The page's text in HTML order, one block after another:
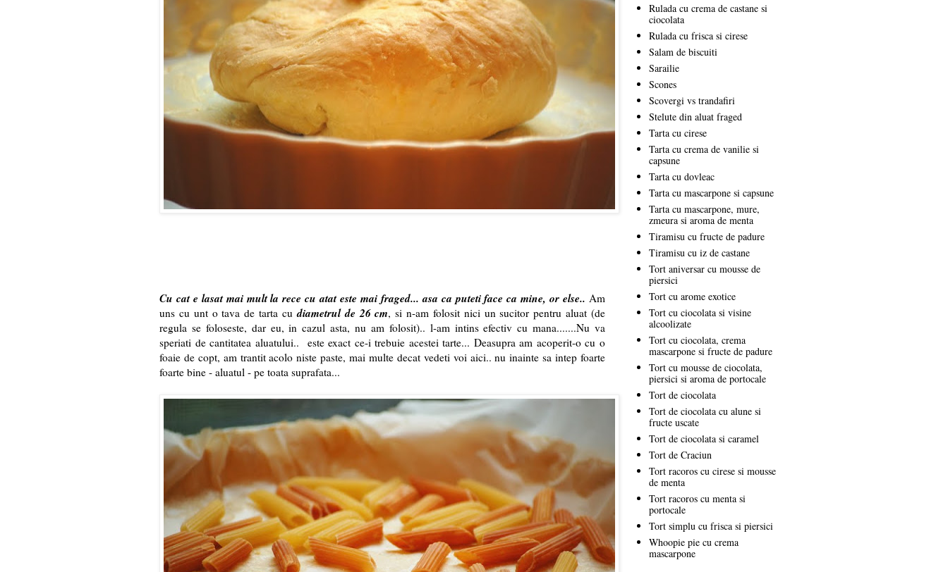
Cu cat e lasat mai mult la rece cu atat este mai fraged... asa ca puteti face ca mine, or else.. Am
uns cu unt o tava de tarta cudiametrul de 26 cm, si n-am folosit nici un sucitor pentru aluat (de
regula se foloseste, dar eu, in cazul asta, nu am folosit).. l-am intins efectiv cu mana.......Nu va
speriati de cantitatea aluatului.. este exact ce-i trebuie acestei tarte... Deasupra am acoperit-o cu o
foaie de copt, am trantit acolo niste paste, mai multe decat vedeti voi aici.. nu inainte sa intep foarte
foarte bine - aluatul - pe toata suprafata...
Rulada cu crema de castane si
ciocolata
Rulada cu frisca si cirese
Salam de biscuiti
Sarailie
Scones
Scovergi vs trandafiri
Stelute din aluat fraged
Tarta cu cirese
Tarta cu crema de vanilie si
capsune
Tarta cu dovleac
Tarta cu mascarpone si capsune
Tarta cu mascarpone, mure,
zmeura si aroma de menta
Tiramisu cu fructe de padure
Tiramisu cu iz de castane
Tort aniversar cu mousse de
piersici
Tort cu arome exotice
Tort cu ciocolata si visine
alcoolizate
Tort cu ciocolata, crema
mascarpone si fructe de padure
Tort cu mousse de ciocolata,
piersici si aroma de portocale
Tort de ciocolata
Tort de ciocolata cu alune si
fructe uscate
Tort de ciocolata si caramel
Tort de Craciun
Tort racoros cu cirese si mousse
de menta
Tort racoros cu menta si
portocale
Tort simplu cu frisca si piersici
Whoopie pie cu crema
mascarpone